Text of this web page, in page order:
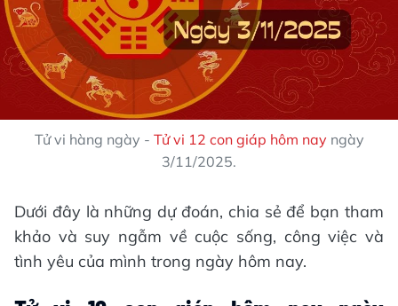
Tử vi hàng ngày - Tử vi 12 con giáp hôm nay ngày
3/11/2025.
Dưới đây là những dự đoán, chia sẻ để bạn tham
khảo và suy ngẫm về cuộc sống, công việc và
tình yêu của mình trong ngày hôm nay.